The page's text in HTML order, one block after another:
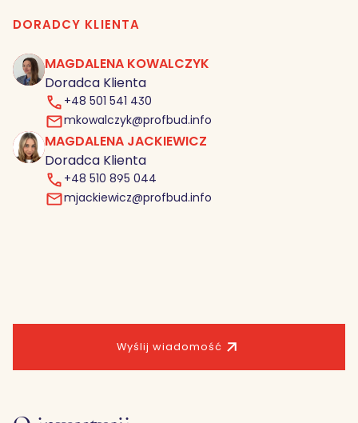
DORADCY KLIENTA
MK MAGDALENA KOWALCZYK
Doradca Klienta
+48 501 541 430
mkowalczyk@profbud.info
MJ MAGDALENA JACKIEWICZ
Doradca Klienta
+48 510 895 044
mjackiewicz@profbud.info
Wyślij wiadomość